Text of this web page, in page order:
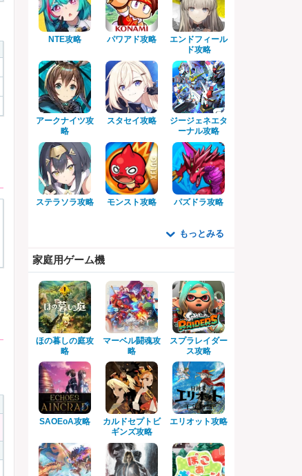
NTE攻略 パワアド攻略
エンドフィール
ド攻略
アークナイツ攻
略
スタセイ攻略
ジージェネエタ
ーナル攻略
ステラソラ攻略 モンスト攻略 パズドラ攻略
もっとみる
家庭用ゲーム機
ほの暮しの庭攻
略
マーベル闘魂攻
略
スプラレイダー
ス攻略
SAOEoA攻略
カルドセプトビ
ギンズ攻略
エリオット攻略